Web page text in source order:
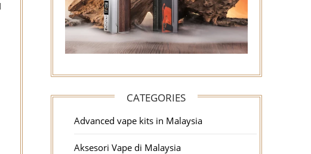
CATEGORIES
Advanced vape kits in Malaysia
Aksesori Vape di Malaysia